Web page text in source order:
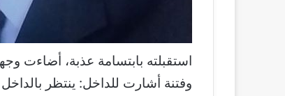
استقبلته بابتسامة عذبة، أضاءت
وفتنة أشارت للداخل: ينتظر